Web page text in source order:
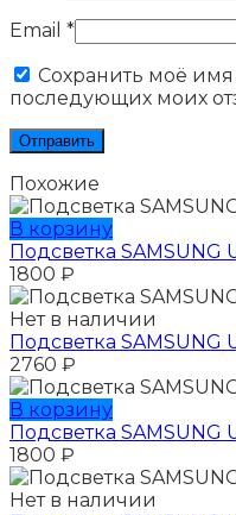
Email *
Сохранить моё имя
последующих моих
Похожие
В корзину
Подсветка SAMSUNG
1800 ₽
Нет в наличии
Подсветка SAMSUNG
2760 ₽
В корзину
Подсветка SAMSUNG
1800 ₽
Нет в наличии